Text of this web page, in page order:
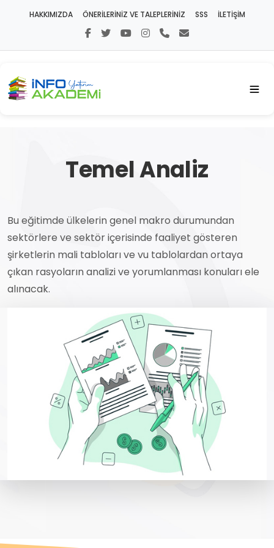
HAKKIMIZDA ÖNERİLERİNİZ VE TALEPLERİNİZ SSS İLETİŞİM
Temel Analiz
Bu eğitimde ülkelerin genel makro durumundan
sektörlere ve sektör içerisinde faaliyet gösteren
şirketlerin mali tabloları ve vu tablolardan ortaya
çıkan rasyoların analizi ve yorumlanması konuları ele
alınacak.